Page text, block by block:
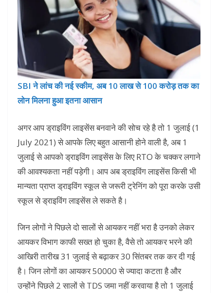
SBI ने लांच की नई स्कीम, अब 10 लाख से 100 करोड़ तक का
लोन मिलना हुआ इतना आसान
अगर आप ड्राइविंग लाइसेंस बनवाने की सोच रहे है तो 1 जुलाई (1
July 2021) से आपके लिए बहुत आसानी होने वाली है, अब 1
जुलाई से आपको ड्राइविंग लाइसेंस के लिए RTO के चक्कर लगाने
की आवश्यकता नहीं पड़ेगी। आप अब ड्राइविंग लाइसेंस किसी भी
मान्यता प्राप्त ड्राइविंग स्कूल से जरूरी ट्रेनिंग को पूरा करके उसी
स्कूल से ड्राइविंग लाइसेंस ले सकते है।
जिन लोगों ने पिछले दो सालों से आयकर नहीं भरा है उनको लेकर
आयकर विभाग काफी सख्त हो चुका है, वैसे तो आयकर भरने की
आखिरी तारीख 31 जुलाई से बढ़ाकर 30 सिंतबर तक कर दी गई
है। जिन लोगों का आयकर 50000 से ज्यादा कटता है और
उन्होंने पिछले 2 सालों से TDS जमा नहीं करवाया है तो 1 जुलाई